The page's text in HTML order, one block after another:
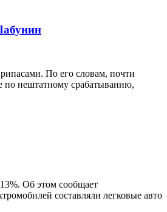
По его словам, почти
по нештатному срабатыванию,
Об этом сообщает
составляли легковые авто